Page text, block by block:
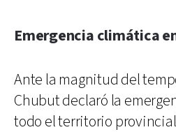
Emergencia climática
Ante la magnitud del
Chubut declaró la
todo el territorio